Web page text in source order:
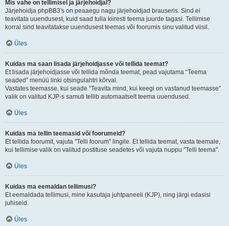
Mis vahe on tellimisel ja järjehoidjal?
Järjehoidja phpBB3's on peaaegu nagu järjehoidjad brauseris. Sind ei
teavitata uuendusest, kuid saad tulla kiiresti teema juurde tagasi. Tellimise
korral sind teavitatakse uuendusest teemas või foorumis sinu valitud viisil.
Üles
Kuidas ma saan lisada järjehoidjasse või tellida teemat?
Et lisada järjehoidjasse või tellida mõnda teemat, pead vajutama “Teema
seaded” menüü linki otsingulahtri kõrval.
Vastates teemasse, kui seade “Teavita mind, kui keegi on vastanud teemasse”
valik on valitud KJP-s samuti tellib automaatselt teema uuendused.
Üles
Kuidas ma tellin teemasid või foorumeid?
Et tellida foorumit, vajuta "Telli foorum" lingile. Et tellida teemat, vasta teemale,
kui tellimise valik on valitud postituse seadetes või vajuta nuppu "Telli teema".
Üles
Kuidas ma eemaldan tellimusi?
Et eemaldada tellimusi, mine kasutaja juhtpaneeli (KJP), ning järgi edasisi
juhiseid.
Üles